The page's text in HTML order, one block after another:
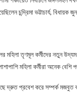
চন্দ্রিমা ভট্টাচার্য, বিধায়ক
তৃণমূল কর্মীদের নতুন উদ্যম
মহিলা কর্মীরা অনেক
দ্রুত প্রবেশ করে সম্পর্ক